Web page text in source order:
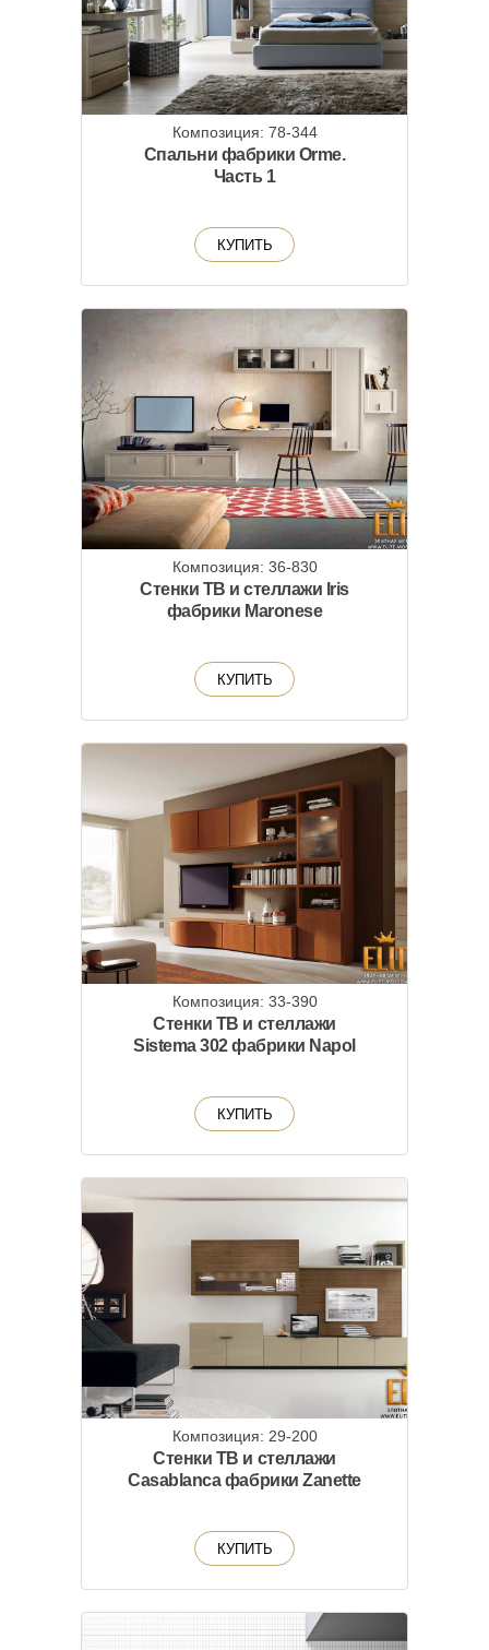
Композиция: 78-344
Спальни фабрики Orme.
Часть 1
КУПИТЬ
Композиция: 36-830
Стенки ТВ и стеллажи Iris
фабрики Maronese
КУПИТЬ
Композиция: 33-390
Стенки ТВ и стеллажи
Sistema 302 фабрики Napol
КУПИТЬ
Композиция: 29-200
Стенки ТВ и стеллажи
Casablanca фабрики Zanette
КУПИТЬ